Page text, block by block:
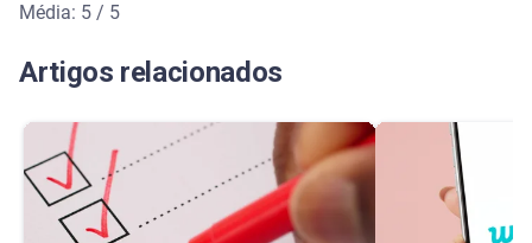
Média: 5 / 5
Artigos relacionados